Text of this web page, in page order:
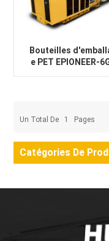
Bouteilles
e PET EPIONEER-
Un Total De 1 Pages
Catégories De